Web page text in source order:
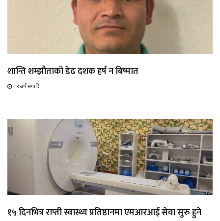
शान्ति शम्झौताको डेढ दशक हर्ष न बिष्मात
3 बर्ष अगाडि
१५ दिनभित्र राप्ती स्वास्थ्य प्रतिष्ठानमा एमआरआई सेवा सुरु हुने